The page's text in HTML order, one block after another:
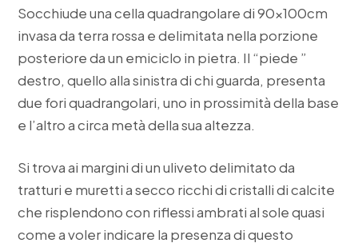
Socchiude una cella quadrangolare di 90x100cm
invasa da terra rossa e delimitata nella porzione
posteriore da un emiciclo in pietra. Il “piede ”
destro, quello alla sinistra di chi guarda, presenta
due fori quadrangolari, uno in prossimità della base
e l’altro a circa metà della sua altezza.
Si trova ai margini di un uliveto delimitato da
tratturi e muretti a secco ricchi di cristalli di calcite
che risplendono con riflessi ambrati al sole quasi
come a voler indicare la presenza di questo